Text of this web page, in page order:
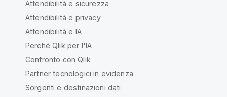
Attendibilità e sicurezza
Attendibilità e privacy
Attendibilità e IA
Perché Qlik per l'IA
Confronto con Qlik
Partner tecnologici in evidenza
Sorgenti e destinazioni dati